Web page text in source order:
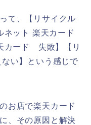
て、【リサイクル
ネット 楽天カード
カード 失敗】【リ
い】という感じで
お店で楽天カード
、その原因と解決